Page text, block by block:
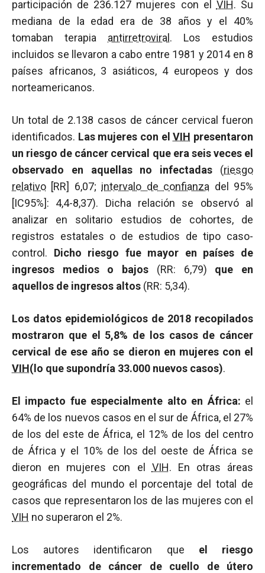
participación de 236.127 mujeres con el VIH. Su
mediana de la edad era de 38 años y el 40%
tomaban terapia antirretroviral . Los estudios
incluidos se llevaron a cabo entre 1981 y 2014 en 8
países africanos, 3 asiáticos, 4 europeos y dos
norteamericanos.
Un total de 2.138 casos de cáncer cervical fueron
identificados. Las mujeres con elVIH presentaron
un riesgo de cáncer cervical que era seis veces el
observado en aquellas no infectadas (riesgo
relativo [RR] 6,07; intervalo de confianza del 95%
[IC95%]: 4,4-8,37). Dicha relación se observó al
analizar en solitario estudios de cohortes, de
registros estatales o de estudios de tipo caso-
control. Dicho riesgo fue mayor en países de
ingresos medios o bajos (RR: 6,79) que en
aquellos de ingresos altos (RR: 5,34).
Los datos epidemiológicos de 2018 recopilados
mostraron que el 5,8% de los casos de cáncer
cervical de ese año se dieron en mujeres con el
VIH(lo que supondría 33.000 nuevos casos).
El impacto fue especialmente alto en África: el
64% de los nuevos casos en el sur de África, el 27%
de los del este de África, el 12% de los del centro
de África y el 10% de los del oeste de África se
dieron en mujeres con el VIH. En otras áreas
geográficas del mundo el porcentaje del total de
casos que representaron los de las mujeres con el
VIH no superaron el 2%.
Los autores identificaron que el riesgo
incrementado de cáncer de cuello de útero